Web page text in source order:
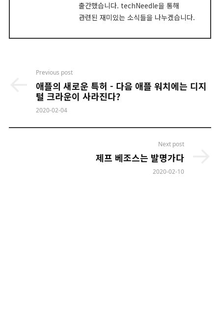
출간했습니다. techNeedle을 통해
관련된 재미있는 소식들을 나누겠습니다.
navigation
Previous post
애플의 새로운 특허 - 다음 애플 워치에는 디지
털 크라운이 사라진다?
2020-02-04
Next post
제프 베조스는 발명가다
2020-02-10